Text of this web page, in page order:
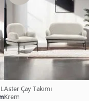
Aster Çay Takımı
Krem